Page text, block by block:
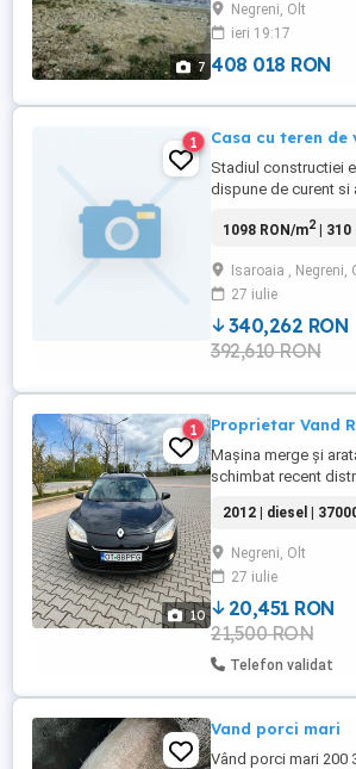
7
cu restul
a putea fi ridicata
care este ...
Negreni, Olt
ieri 19:17
408 018 RON
1 Casa cu teren de
Stadiul constructiei
dispune de curent si
5050 mp intravilan,
parter locuinta
etaj 156mp. Fundatia
armat, zidaria din bca.
1098 RON/m2| 310
Isaroaia , Negreni,
27 iulie
340,262 RON
392,610 RON
10
1 Proprietar Vand
Mașina merge și
schimbat recent
bielete ulei filtre
test orce probă
2012 | diesel |
Negreni, Olt
27 iulie
20,451 RON
21,500 RON
Telefon validat
Vand porci mari
Vând porci mari 200